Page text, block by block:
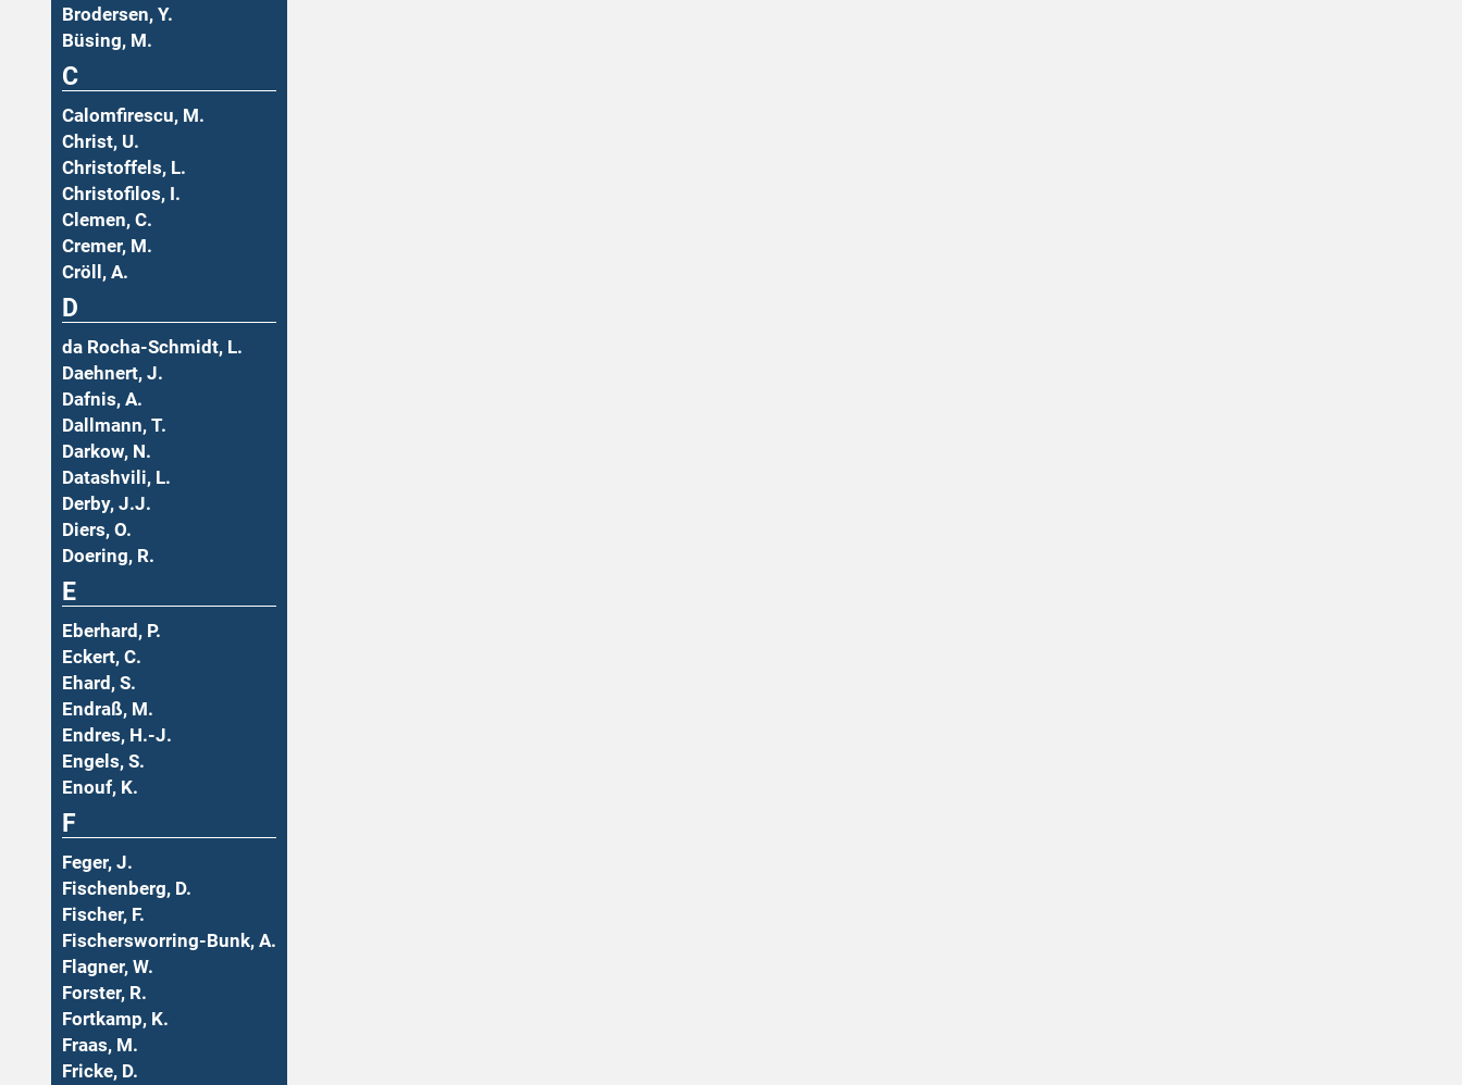
Brodersen, Y.
Büsing, M.
C
Calomfirescu, M.
Christ, U.
Christoffels, L.
Christofilos, I.
Clemen, C.
Cremer, M.
Cröll, A.
D
da Rocha-Schmidt, L.
Daehnert, J.
Dafnis, A.
Dallmann, T.
Darkow, N.
Datashvili, L.
Derby, J.J.
Diers, O.
Doering, R.
E
Eberhard, P.
Eckert, C.
Ehard, S.
Endraß, M.
Endres, H.-J.
Engels, S.
Enouf, K.
F
Feger, J.
Fischenberg, D.
Fischer, F.
Fischersworring-Bunk, A.
Flagner, W.
Forster, R.
Fortkamp, K.
Fraas, M.
Fricke, D.